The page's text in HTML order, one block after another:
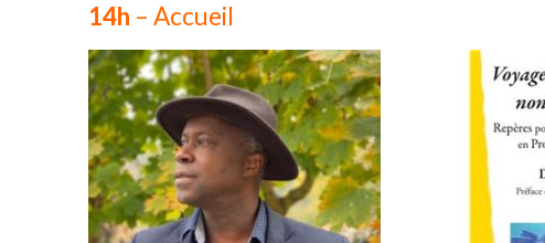
14h – Accueil